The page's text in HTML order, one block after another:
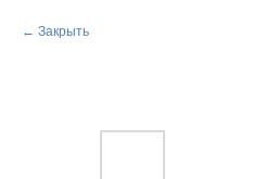
Закрыть